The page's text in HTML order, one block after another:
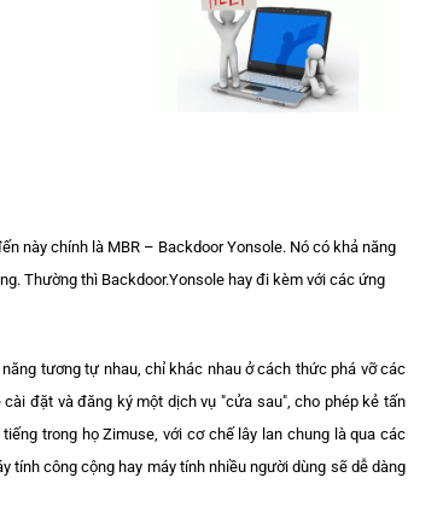
này chính là MBR – Backdoor Yonsole. Nó có khả năng
Thường thì Backdoor.Yonsole hay đi kèm với các ứng
tương tự nhau, chỉ khác nhau ở cách thức phá vỡ các
đặt và đăng ký một dịch vụ "cửa sau", cho phép kẻ tấn
trong họ Zimuse, với cơ chế lây lan chung là qua các
tính công cộng hay máy tính nhiều người dùng sẽ dễ dàng